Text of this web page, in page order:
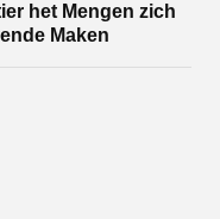
het Mengen zich
Maken